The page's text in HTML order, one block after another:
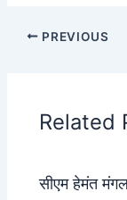
PREVIOUS
Related
सीएम हेमंत